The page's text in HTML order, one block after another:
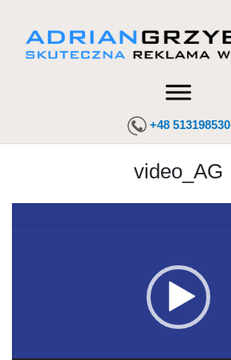
+48 513198530
video_AG